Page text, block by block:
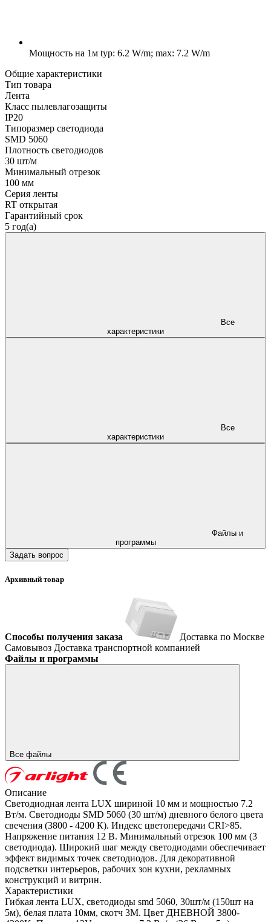
Мощность на 1м typ: 6.2 W/m; max: 7.2 W/m
Общие характеристики
Тип товара
Лента
Класс пылевлагозащиты
IP20
Типоразмер светодиода
SMD 5060
Плотность светодиодов
30 шт/м
Минимальный отрезок
100 мм
Серия ленты
RT открытая
Гарантийный срок
5 год(а)
характеристики
характеристики
программы
Задать вопрос
Архивный товар
Способы получения заказа
Доставка по Москве
Самовывоз Доставка транспортной компанией
Файлы и программы
Все файлы
Описание
Светодиодная лента LUX шириной 10 мм и мощностью 7.2
Вт/м. Светодиоды SMD 5060 (30 шт/м) дневного белого цвета
свечения (3800 - 4200 К). Индекс цветопередачи CRI>85.
Напряжение питания 12 В. Минимальный отрезок 100 мм (3
светодиода). Широкий шаг между светодиодами обеспечивает
эффект видимых точек светодиодов. Для декоративной
подсветки интерьеров, рабочих зон кухни, рекламных
конструкций и витрин.
Характеристики
Гибкая лента LUX, светодиоды smd 5060, 30шт/м (150шт на
5м), белая плата 10мм, скотч 3М. Цвет ДНЕВНОЙ 3800-